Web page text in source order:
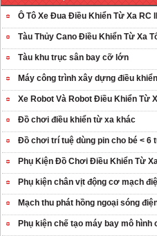
Ô Tô Xe Đua Điều Khiển Từ Xa RC
Tàu Thủy Cano Điều Khiển Từ Xa
Tàu khu trục sân bay cỡ lớn
Máy công trình xây dựng điều
Xe Robot Và Robot Điều Khiển Từ
Đồ chơi điều khiển từ xa khác
Đồ chơi trí tuệ dùng pin cho bé < 6
Phụ Kiện Đồ Chơi Điều Khiển Từ
Phụ kiện chân vịt động cơ mạch
Mạch thu phát hồng ngoại sóng
Phụ kiện chế tạo máy bay mô hình